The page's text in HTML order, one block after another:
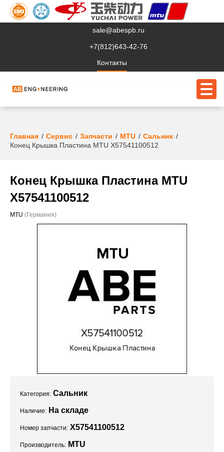
sale@abespb.ru
+7(812)643-42-76
Контакты
О компании
Сервис
Главная Сервис Запчасти MTU
Сальник
Конец Крышка Пластина MTU X57541100512
Конец Крышка Пластина MTU
X57541100512
MTU (Германия)
Категория: Сальник
Наличие: На складе
Номер запчасти: X57541100512
Производитель: MTU